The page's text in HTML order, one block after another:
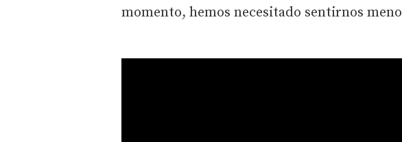
momento, hemos necesitado sentirnos